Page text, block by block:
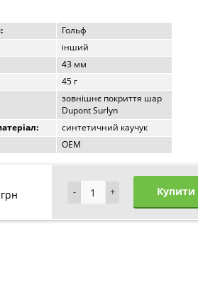
Гольф
інший
43 мм
45 г
зовнішнє покриття шар
Dupont Surlyn
синтетичний каучук
OEM
грн +
- +
- Купити